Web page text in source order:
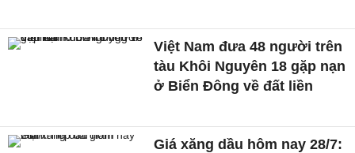
Việt Nam đưa 48 người trên
tàu Khôi Nguyên 18 gặp nạn
ở Biển Đông về đất liền
Giá xăng dầu hôm nay 28/7: